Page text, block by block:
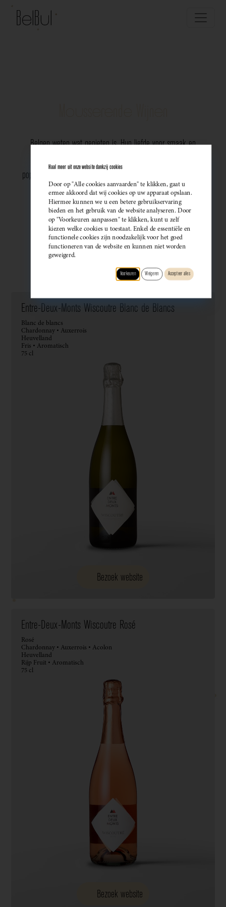
Belgen weten wat genieten is. Hun liefde voor smaak en
populariteit van Belgische mousserende wijnen. Meer dan ooit
kiezen ze bewust voor lokale bubbels — ideaal als
sprankelend aperitief of als verfijnde match bij een
gastronomisch diner. Santé!
Wijndomein
Smaak
Entre-Deux-Monts Wiscoutre Blanc de Blancs
Blanc de blancs
Chardonnay • Auxerrois
Heuvelland
Fris • Aromatisch
75 cl
Bezoek website
Entre-Deux-Monts Wiscoutre Rosé
Rosé
Chardonnay • Auxerrois • Acolon
Heuvelland
Rijp Fruit • Aromatisch
75 cl
Bezoek website
Haal meer uit onze website dankzij cookies
Door op "Alle cookies aanvaarden" te klikken, gaat u
ermee akkoord dat wij cookies op uw apparaat opslaan.
Hiermee kunnen we u een betere gebruikservaring
bieden en het gebruik van de website analyseren. Door
op "Voorkeuren aanpassen" te klikken, kunt u zelf
kiezen welke cookies u toestaat. Enkel de essentiële en
functionele cookies zijn noodzakelijk voor het goed
functioneren van de website en kunnen niet worden
geweigerd.
Voorkeuren Weigeren Accepteer alles